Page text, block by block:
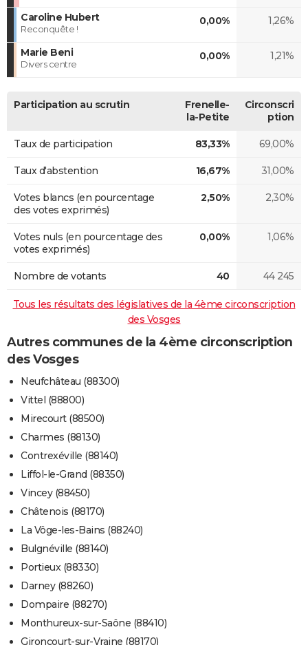
Caroline Hubert
Reconquête !
0,00% 1,26%
Marie Beni
Divers centre
0,00% 1,21%
Participation au scrutin
Frenelle-
la-Petite
Circonscri
ption
Taux de participation 83,33% 69,00%
Taux d'abstention 16,67% 31,00%
Votes blancs (en pourcentage
des votes exprimés)
2,50% 2,30%
Votes nuls (en pourcentage des
votes exprimés)
0,00% 1,06%
Nombre de votants 40 44 245
Tous les résultats des législatives de la 4ème circonscription
des Vosges
Autres communes de la 4ème circonscription
des Vosges
Neufchâteau (88300)
Vittel (88800)
Mirecourt (88500)
Charmes (88130)
Contrexéville (88140)
Liffol-le-Grand (88350)
Vincey (88450)
Châtenois (88170)
La Vôge-les-Bains (88240)
Bulgnéville (88140)
Portieux (88330)
Darney (88260)
Dompaire (88270)
Monthureux-sur-Saône (88410)
Gironcourt-sur-Vraine (88170)